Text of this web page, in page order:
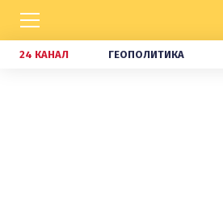
24 КАНАЛ ГЕОПОЛИТИКА